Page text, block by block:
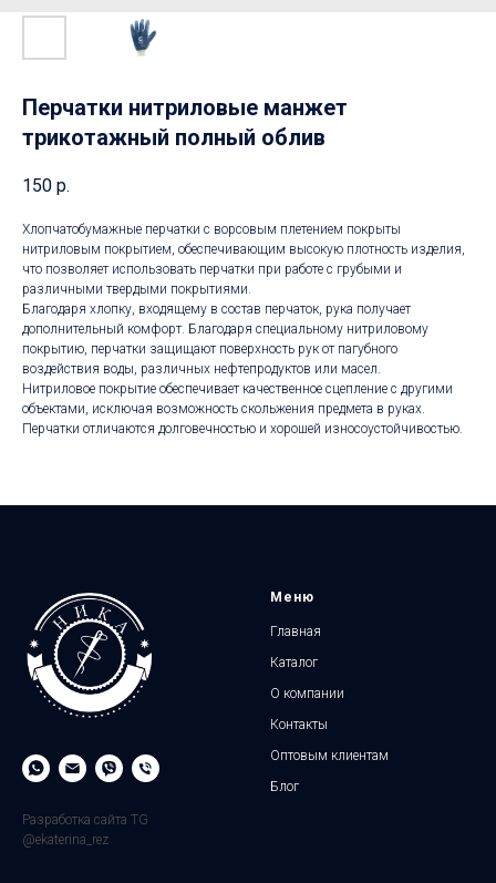
Перчатки нитриловые манжет
трикотажный полный облив
150 р.
Хлопчатобумажные перчатки с ворсовым плетением покрыты
нитриловым покрытием, обеспечивающим высокую плотность изделия,
что позволяет использовать перчатки при работе с грубыми и
различными твердыми покрытиями.
Благодаря хлопку, входящему в состав перчаток, рука получает
дополнительный комфорт. Благодаря специальному нитриловому
покрытию, перчатки защищают поверхность рук от пагубного
воздействия воды, различных нефтепродуктов или масел.
Нитриловое покрытие обеспечивает качественное сцепление с другими
объектами, исключая возможность скольжения предмета в руках.
Перчатки отличаются долговечностью и хорошей износоустойчивостью.
Разработка сайта TG
@ekaterina_rez
Меню
Главная
Каталог
О компании
Контакты
Оптовым клиентам
Блог